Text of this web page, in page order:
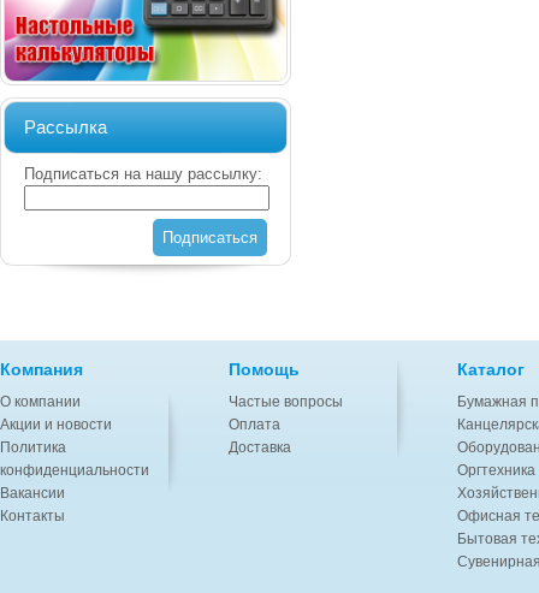
Рассылка
Подписаться на нашу рассылку:
Подписаться
Компания
О компании
Акции и новости
Политика
конфиденциальности
Вакансии
Контакты
Помощь
Частые вопросы
Оплата
Доставка
Каталог
Бумажная
Офисная
Бытовая